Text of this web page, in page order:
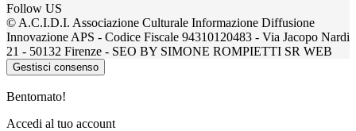
Follow US
© A.C.I.D.I. Associazione Culturale Informazione Diffusione
Innovazione APS - Codice Fiscale 94310120483 - Via Jacopo Nardi
21 - 50132 Firenze - SEO BY SIMONE ROMPIETTI SR WEB
Gestisci consenso
Bentornato!
Accedi al tuo account